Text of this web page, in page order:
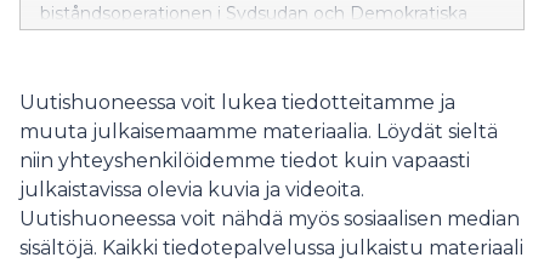
biståndsoperationen i Sydsudan och Demokratiska
situation där epidemin som sprider sig väcker rädsla
och oro.
Uutishuoneessa voit lukea tiedotteitamme ja
muuta julkaisemaamme materiaalia. Löydät sieltä
niin yhteyshenkilöidemme tiedot kuin vapaasti
julkaistavissa olevia kuvia ja videoita.
Uutishuoneessa voit nähdä myös sosiaalisen median
sisältöjä. Kaikki tiedotepalvelussa julkaistu materiaali